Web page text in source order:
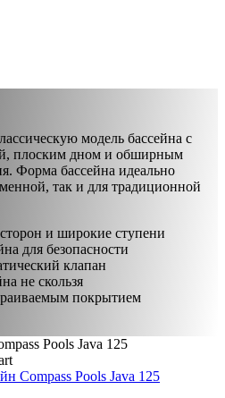
модель бассейна с
плоским дном и обширным
Форма бассейна идеально
так и для традиционной
и широкие ступени
для безопасности
клапан
не скользя
покрытием
Compass Pools Java 125